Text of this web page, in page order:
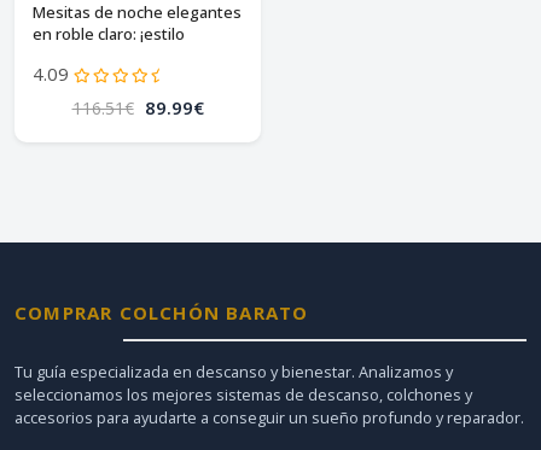
Mesitas de noche elegantes
en roble claro: ¡estilo
4.09
116.51€ 89.99€
COMPRAR COLCHÓN BARATO
Tu guía especializada en descanso y bienestar. Analizamos y
seleccionamos los mejores sistemas de descanso, colchones y
accesorios para ayudarte a conseguir un sueño profundo y reparador.